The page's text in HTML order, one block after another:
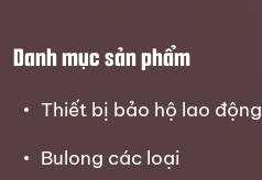
Danh mục sản phẩm
Thiết bị bảo hộ lao động
Bulong các loại